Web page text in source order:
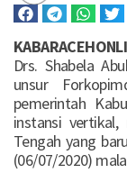
Drs. Shabela
unsur
pemerintah
instansi vertikal,
Tengah yang
(06/07/2020)